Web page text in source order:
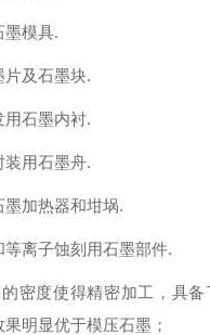
模具.
及石墨块.
石墨内衬.
用石墨舟.
加热器和坩埚.
离子蚀刻用石墨部件.
密度使得精密加工，具
明显优于模压石墨；